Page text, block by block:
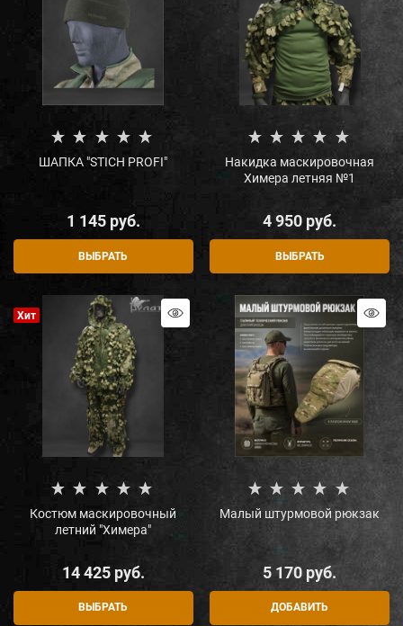
ШАПКА "STICH PROFI"
1 145 руб.
ВЫБРАТЬ
Накидка маскировочная
Химера летняя №1
4 950 руб.
ВЫБРАТЬ
Хит
Костюм маскировочный
летний "Химера"
14 425 руб.
ВЫБРАТЬ
Малый штурмовой рюкзак
5 170 руб.
ДОБАВИТЬ